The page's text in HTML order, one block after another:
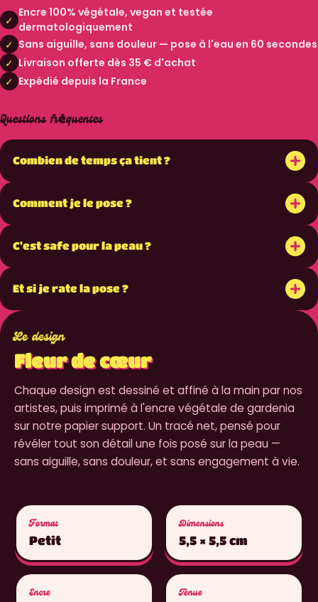
✓
Encre 100% végétale, vegan et testée
dermatologiquement
✓ Sans aiguille, sans douleur — pose à l'eau en 60 secondes
✓ Livraison offerte dès 35 € d'achat
✓ Expédié depuis la France
Questions fréquentes
Combien de temps ça tient ? +
Comment je le pose ? +
C'est safe pour la peau ? +
Et si je rate la pose ? +
Le design
Fleur de cœur
Chaque design est dessiné et affiné à la main par nos
artistes, puis imprimé à l'encre végétale de gardenia
sur notre papier support. Un tracé net, pensé pour
révéler tout son détail une fois posé sur la peau —
sans aiguille, sans douleur, et sans engagement à vie.
Format
Petit
Dimensions
5,5 × 5,5 cm
Encre
Tenue